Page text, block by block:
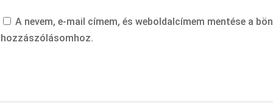
A nevem, e-mail címem, és weboldalcímem mentése a
hozzászólásomhoz.